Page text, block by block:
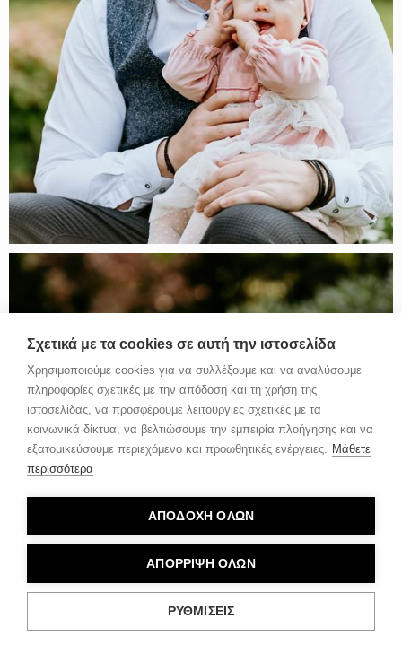
Σχετικά με τα cookies σε αυτή την ιστοσελίδα
Χρησιμοποιούμε cookies για να συλλέξουμε και να αναλύσουμε
πληροφορίες σχετικές με την απόδοση και τη χρήση της
ιστοσελίδας, να προσφέρουμε λειτουργίες σχετικές με τα
κοινωνικά δίκτυα, να βελτιώσουμε την εμπειρία πλοήγησης και να
εξατομικεύσουμε περιεχόμενο και προωθητικές ενέργειες. Μάθετε
περισσότερα
ΑΠΟΔΟΧΗ ΟΛΩΝ
ΑΠΟΡΡΙΨΗ ΟΛΩΝ
ΡΥΘΜΙΣΕΙΣ